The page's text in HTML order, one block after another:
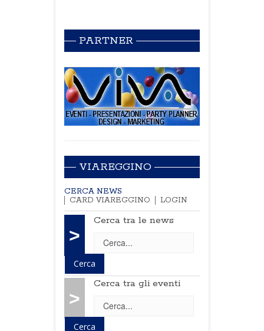
PARTNER
VIAREGGINO
CERCA NEWS
CARD VIAREGGINO
LOGIN
>
Cerca tra le news
>
Cerca tra gli eventi